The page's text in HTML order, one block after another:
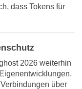
dass Tokens für
2026 weiterhin
über